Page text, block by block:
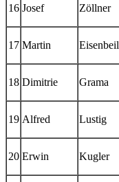
16 Josef Zöllner
17 Martin Eisenbeil
18 Dimitrie Grama
19 Alfred Lustig
20 Erwin Kugler